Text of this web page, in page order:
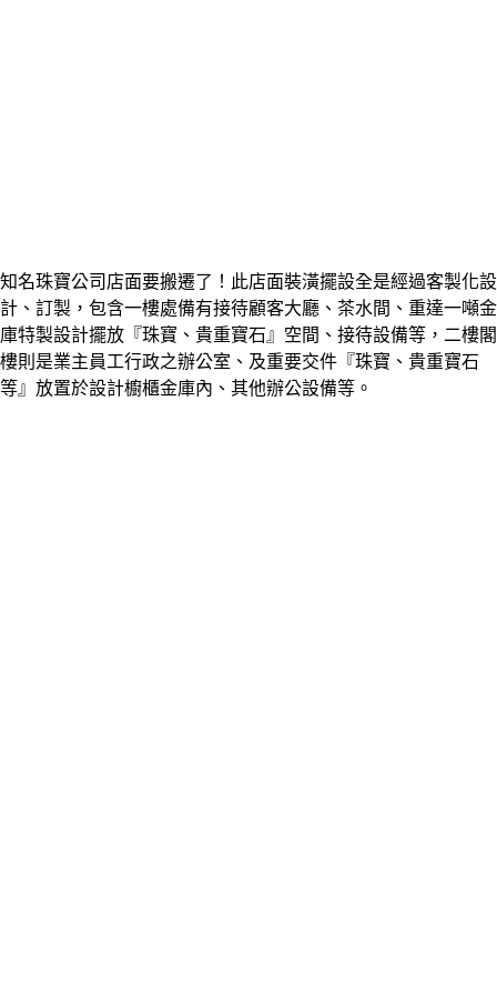
知名珠寶公司店面要搬遷了！此店面裝潢擺設全是經過客製化設
計、訂製，包含一樓處備有接待顧客大廳、茶水間、重達一噸金
庫特製設計擺放『珠寶 、貴重寶石 』空間、接待設備等，二樓閣
樓則是業主員工行政之辦公室、及重要交件『珠寶 、貴重寶石
等 』放置於設計櫥櫃金庫內、其他辦公設備等。